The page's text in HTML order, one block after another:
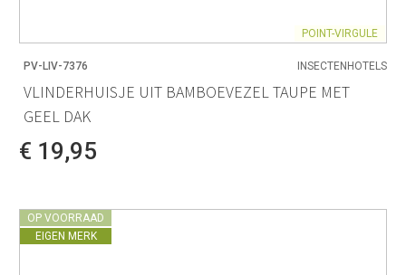
POINT-VIRGULE
PV-LIV-7376 INSECTENHOTELS
VLINDERHUISJE UIT BAMBOEVEZEL TAUPE MET
GEEL DAK
€ 19,95
OP VOORRAAD
EIGEN MERK